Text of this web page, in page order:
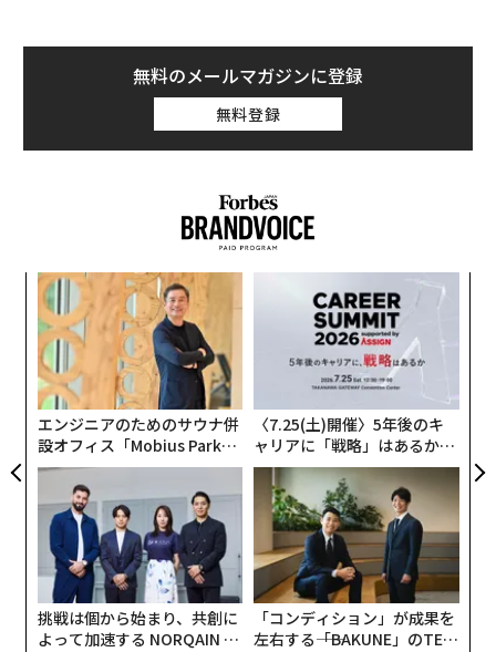
無料のメールマガジンに登録
無料登録
エンジニアのためのサウナ併
設オフィス「Mobius Park」
がオープン──タマディック
が健康経営を徹底する理由
〈7.25(土)開催〉5年後のキ
ャリアに「戦略」はあるか。
トップエグゼクティブのキャ
リアに触れる1日│CAREER S
UMMIT 2026
挑戦は個から始まり、共創に
よって加速する NORQAIN JA
「コンディション」が成果を
左右する――「BAKUNE」のTEN